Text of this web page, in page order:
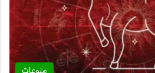
منوعات